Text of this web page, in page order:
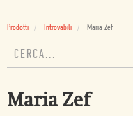
Prodotti Introvabili Maria Zef
Maria Zef